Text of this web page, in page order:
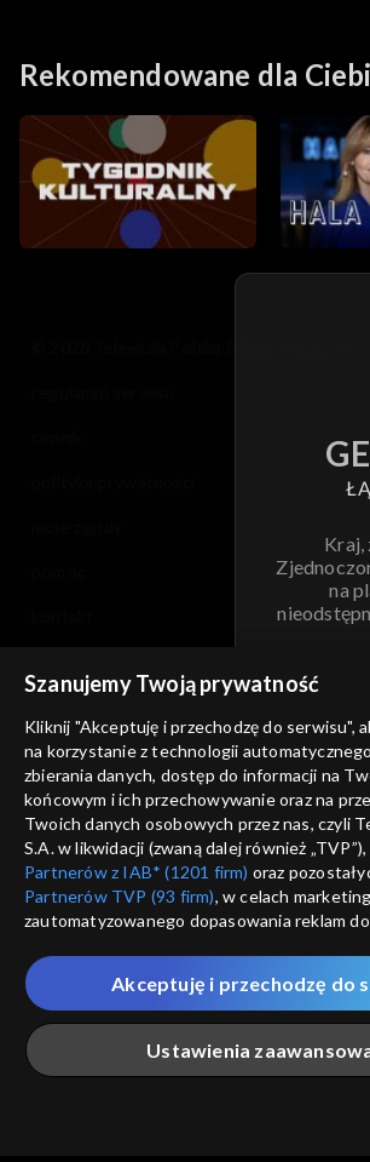
Rekomendowane dla
Kraj,
na
informacje o dostawcy usług
Szanujemy Twoją prywatność
Kliknij "Akceptuję i przechodzę do serwisu",
na korzystanie z technologii
zbierania danych, dostęp do informacji na
końcowym i ich przechowywanie oraz na
Twoich danych osobowych przez nas, czyli
S.A. w likwidacji (zwaną dalej również „TVP”),
Partnerów z IAB* (1201 firm) oraz
Partnerów TVP (93 firm), w celach
zautomatyzowanego dopasowania reklam
które wskazujemy poniżej, a także zgody na
przez nas identyfikatora PPID do Google.
Twoje dane osobowe zbierane podczas
Ciebie naszych
poszczególnych serwisów
„Portalem”, w tym informacje zapisywane za
Ustawienia
Akceptuję i przechodzę do